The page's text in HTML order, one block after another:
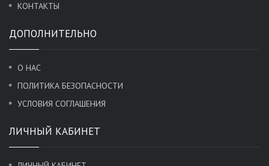
КОНТАКТЫ
ДОПОЛНИТЕЛЬНО
О НАС
ПОЛИТИКА БЕЗОПАСНОСТИ
УСЛОВИЯ СОГЛАШЕНИЯ
ЛИЧНЫЙ КАБИНЕТ